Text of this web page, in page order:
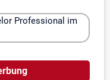
Professional im